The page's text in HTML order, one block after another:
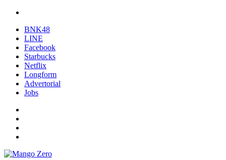
BNK48
LINE
Facebook
Starbucks
Netflix
Longform
Advertorial
Jobs